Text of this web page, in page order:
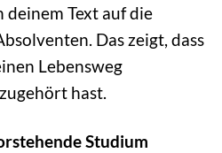
deinem Text auf die
Das zeigt, dass
Lebensweg
hast.
Studium